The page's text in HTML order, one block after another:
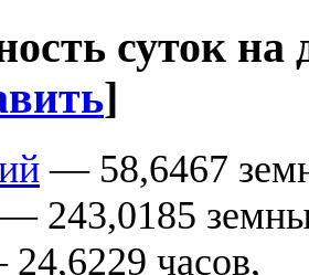
суток на
]
— 58,6467
243,0185
часов,